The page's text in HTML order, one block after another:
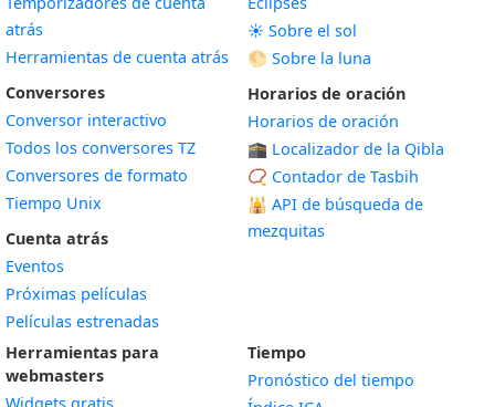
atrás
Herramientas de cuenta atrás
Conversores
Conversor interactivo
Todos los conversores TZ
Conversores de formato
Tiempo Unix
Cuenta atrás
Eventos
Próximas películas
Películas estrenadas
☀️ Sobre el sol
🌕 Sobre la luna
Horarios de oración
Horarios de oración
🕋 Localizador de la Qibla
📿 Contador de Tasbih
🕌 API de búsqueda de
mezquitas
Herramientas para
webmasters
Tiempo
Pronóstico del tiempo